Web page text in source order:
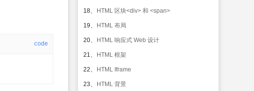
code
18、 HTML 区块<div> 和 <span>
19、 HTML 布局
20、 HTML 响应式 Web 设计
21、 HTML 框架
22、 HTML Iframe
23、 HTML 背景